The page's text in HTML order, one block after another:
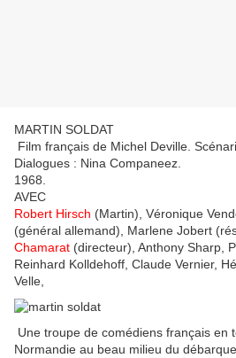
MARTIN SOLDAT
Film français de Michel Deville.
Dialogues : Nina Companeez.
1968.
AVEC
Robert Hirsch (Martin), Véronique
(général allemand), Marlene Jobert
Chamarat (directeur), Anthony Sharp,
Reinhard Kolldehoff, Claude Vernier,
Velle,
Une troupe de comédiens français en
Normandie au beau milieu du